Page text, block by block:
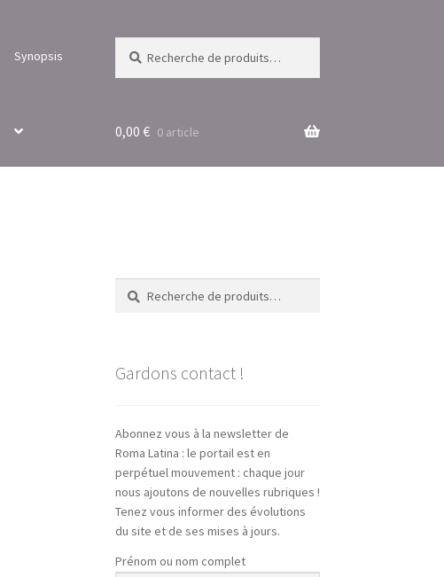
Synopsis
pour :
0,00 € 0 article
Recherche
pour :
Recherche
Gardons contact !
Abonnez vous à la newsletter de
Roma Latina : le portail est en
perpétuel mouvement : chaque jour
nous ajoutons de nouvelles rubriques !
Tenez vous informer des évolutions
du site et de ses mises à jours.
Prénom ou nom complet